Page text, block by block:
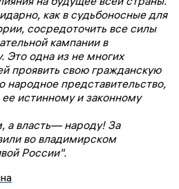
как в судьбоносные для
сосредоточить все силы
кампании в
Это одна из не многих
проявить свою гражданскую
народное представительство,
истинному и законному
власть— народу! За
во владимирском
России".